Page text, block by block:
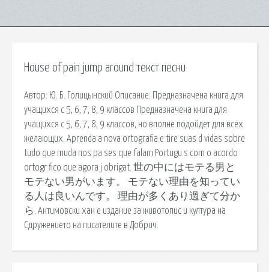
House of pain jump around текст песни
Автор: Ю. Б. Голицынский Описание: Предназначена книга для
учащихся с 5, 6, 7, 8, 9 классов Предназначена книга для
учащихся с 5, 6, 7, 8, 9 классов, но вполне подойдет для всех
желающих. Aprenda a nova ortografia e tire suas d vidas sobre
tudo que muda nos pa ses que falam Portugu s com o acordo
ortogr fico que agora j obrigat. 世の中にはモテる男と
モテない男がいます。 モテない理由を知ってい
る人は良いんです。 理由が多くあり過ぎて分か
ら. Антимовски хан е издание за животопис и култура на
Сдружението на писателите в Добрич.